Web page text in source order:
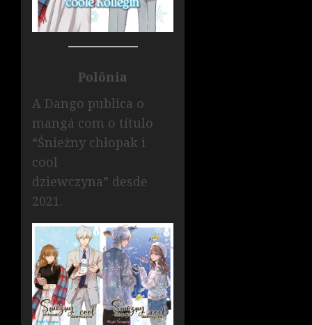
Polônia
A Dango publica o
mangá com o título
“Śnieżny chłopak i
cool
dziewczyna” desde
2021.